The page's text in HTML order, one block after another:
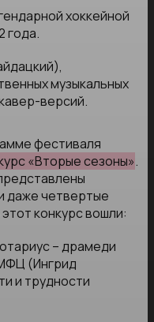
хоккейной
года.
музыкальных
версий.
фестиваля
«Вторые сезоны».
даже четвертые
конкурс вошли:
– драмеди
(Ингрид
и трудности